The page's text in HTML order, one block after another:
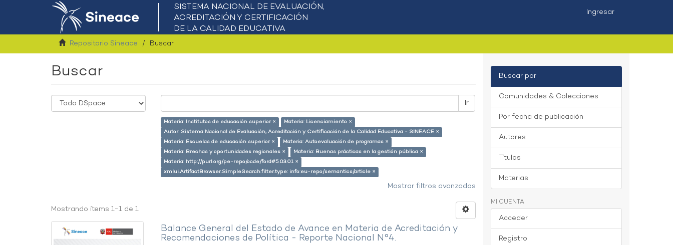
Ingresar
Repositorio Sineace Buscar
Buscar
Ir
Materia: Institutos de educación superior ×
Materia: Licenciamiento ×
Autor: Sistema Nacional de Evaluación, Acreditación y Certificación de la Calidad Educativa - SINEACE ×
Materia: Escuelas de educación superior ×
Materia: Autoevaluación de programas ×
Materia: Brechas y oportunidades regionales ×
Materia: Buenas prácticas en la gestión pública ×
Materia: http://purl.org/pe-repo/ocde/ford#5.03.01 ×
xmlui.ArtifactBrowser.SimpleSearch.filter.type: info:eu-repo/semantics/article ×
Mostrar filtros avanzados
Mostrando ítems 1-1 de 1
Balance General del Estado de Avance en Materia de Acreditación y
Recomendaciones de Política - Reporte Nacional N°4.
Buscar por
Comunidades & Colecciones
Por fecha de publicación
Autores
Títulos
Materias
MI CUENTA
Acceder
Registro